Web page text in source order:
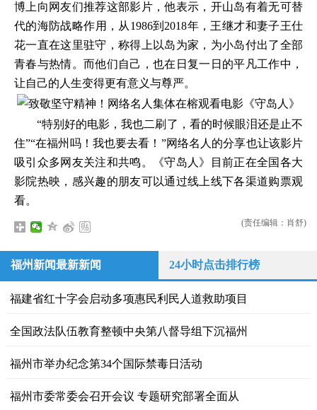
博上向网友们推荐这部影片，他表示，开山岛有着无可替
代的海防战略作用，从1986到2018年，王继才和妻子王仕
花一直在这里驻守，称得上以岛为家，为小岛付出了全部
青春与热情。而他们自己，也在日复一日的平凡工作中，
让自己的人生变得更有意义与尊严。
“特别好的电影，我也二刷了，看的时候眼泪还是止不
住”“在福州吗！我也要去看！”网络名人的分享也让该影片
吸引众多网友关注和共鸣。《守岛人》目前正在全国各大
影院热映，感兴趣的朋友可以通过线上线下各渠道购票观
看。
(责任编辑：肖舒)
福州新闻最新新闻 24小时点击排行榜
福建省红十字会启动多项惠民利民人道救助项目
全国政法队伍教育整顿中央第八督导组下沉福州
福州市举办纪念第34个国际禁毒日活动
福州市委常委会召开会议 专题研究部署全面从